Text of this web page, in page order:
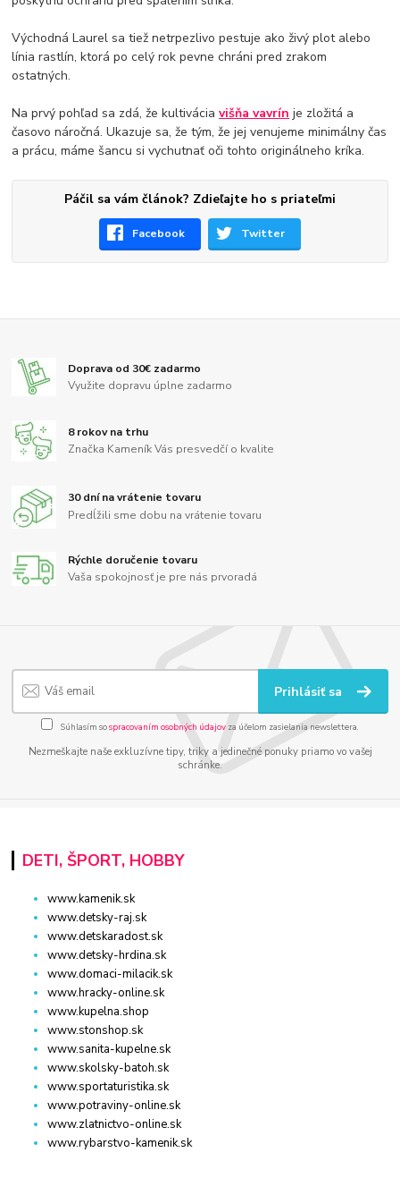
Východná Laurel sa tiež netrpezlivo pestuje ako živý plot alebo
línia rastlín, ktorá po celý rok pevne chráni pred zrakom
ostatných.
Na prvý pohľad sa zdá, že kultiváciavišňa vavrín je zložitá a
časovo náročná. Ukazuje sa, že tým, že jej venujeme minimálny čas
a prácu, máme šancu si vychutnať oči tohto originálneho kríka.
Páčil sa vám článok? Zdieľajte ho s priateľmi
Facebook Twitter
Doprava od 30€ zadarmo
Využite dopravu úplne zadarmo
8 rokov na trhu
Značka Kameník Vás presvedčí o kvalite
30 dní na vrátenie tovaru
Predĺžili sme dobu na vrátenie tovaru
Rýchle doručenie tovaru
Vaša spokojnosť je pre nás prvoradá
Prihlásiť sa
Súhlasím sospracovaním osobných údajov za účelom zasielania newslettera.
Nezmeškajte naše exkluzívne tipy, triky a jedinečné ponuky priamo vo vašej
schránke.
DETI, ŠPORT, HOBBY
www.kamenik.sk
www.detsky-raj.sk
www.detskaradost.sk
www.detsky-hrdina.sk
www.domaci-milacik.sk
www.hracky-online.sk
www.kupelna.shop
www.stonshop.sk
www.sanita-kupelne.sk
www.skolsky-batoh.sk
www.sportaturistika.sk
www.potraviny-online.sk
www.zlatnictvo-online.sk
www.rybarstvo-kamenik.sk